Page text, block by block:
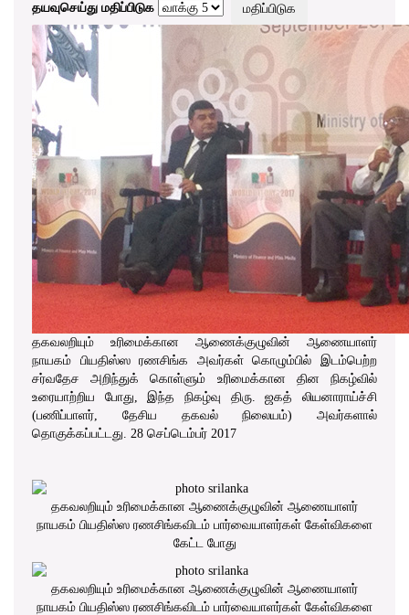
தயவுசெய்து மதிப்பிடுக
தகவலறியும் உரிமைக்கான ஆணைக்குழுவின் ஆணையாளர்
நாயகம் பியதிஸ்ஸ ரணசிங்க அவர்கள் கொழும்பில் இடம்பெற்ற
சர்வதேச அறிந்துக் கொள்ளும் உரிமைக்கான தின நிகழ்வில்
உரையாற்றிய போது, இந்த நிகழ்வு திரு. ஜகத் லியனாராய்ச்சி
(பணிப்பாளர், தேசிய தகவல் நிலையம்) அவர்களால்
தொகுக்கப்பட்டது. 28 செப்டெம்பர் 2017
தகவலறியும் உரிமைக்கான ஆணைக்குழுவின் ஆணையாளர்
நாயகம் பியதிஸ்ஸ ரணசிங்கவிடம் பார்வையாளர்கள் கேள்விகளை
கேட்ட போது
தகவலறியும் உரிமைக்கான ஆணைக்குழுவின் ஆணையாளர்
நாயகம் பியதிஸ்ஸ ரணசிங்கவிடம் பார்வையாளர்கள் கேள்விகளை